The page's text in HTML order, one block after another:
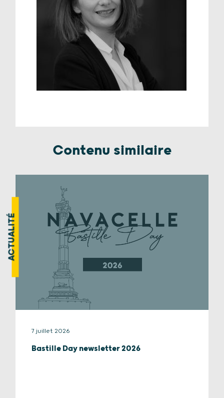
Contenu similaire
ACTUALITÉ
7 juillet 2026
Bastille Day newsletter 2026